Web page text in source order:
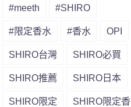
#meeth #SHIRO
#限定香水 #香水 OPI
SHIRO台灣 SHIRO必買
SHIRO推薦 SHIRO日本
SHIRO限定 SHIRO限定香